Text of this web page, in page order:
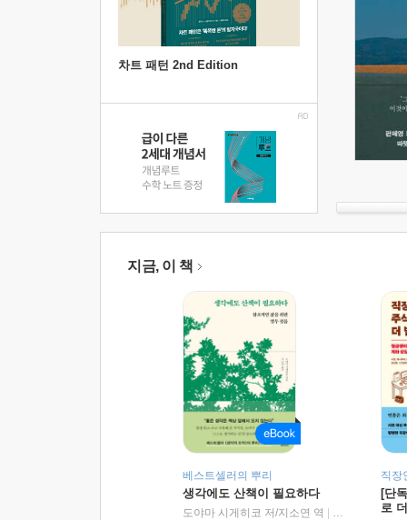
차트 패턴 2nd Edition
지금, 이 책
베스트셀러의 뿌리
생각에도 산책이 필요하다
도야마 시게히코 저/지소연 역
알에이치코리
직장
[단
로